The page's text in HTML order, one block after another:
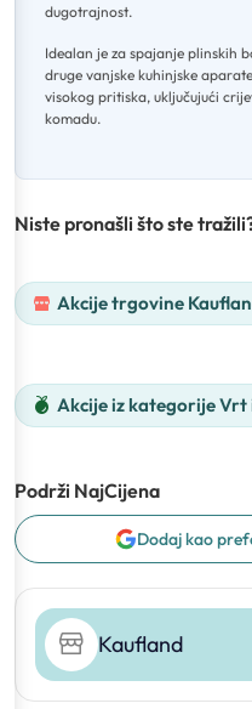
dugotrajnost.
Idealan je za spajanje plinskih
druge vanjske kuhinjske aparate
visokog pritiska, uključujući
komadu.
Niste pronašli što ste
Akcije trgovine
Akcije iz kategorije
Podrži NajCijena
Dodaj kao
Kaufland